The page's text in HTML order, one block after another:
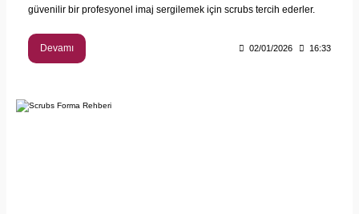
güvenilir bir profesyonel imaj sergilemek için scrubs tercih ederler.
Devamı 02/01/2026 16:33